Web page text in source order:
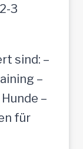
3
sind: –
–
–
für